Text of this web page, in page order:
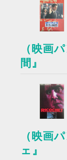
（映画
間』
（映画
ェ』